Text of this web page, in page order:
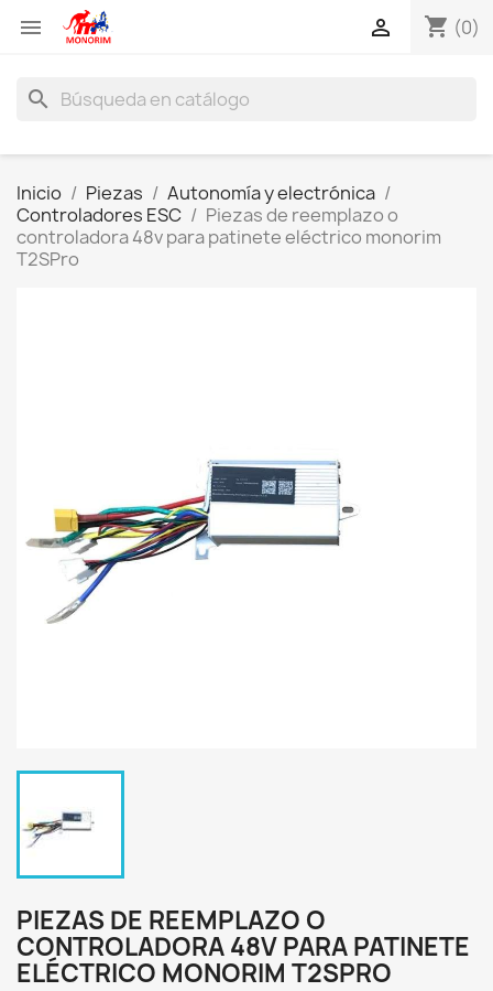
 shopping_cart (0)

search
Inicio Piezas
Autonomía y electrónica
Controladores ESC
Piezas de reemplazo o
controladora 48v para patinete eléctrico monorim
T2SPro
PIEZAS DE REEMPLAZO O
CONTROLADORA 48V PARA PATINETE
ELÉCTRICO MONORIM T2SPRO